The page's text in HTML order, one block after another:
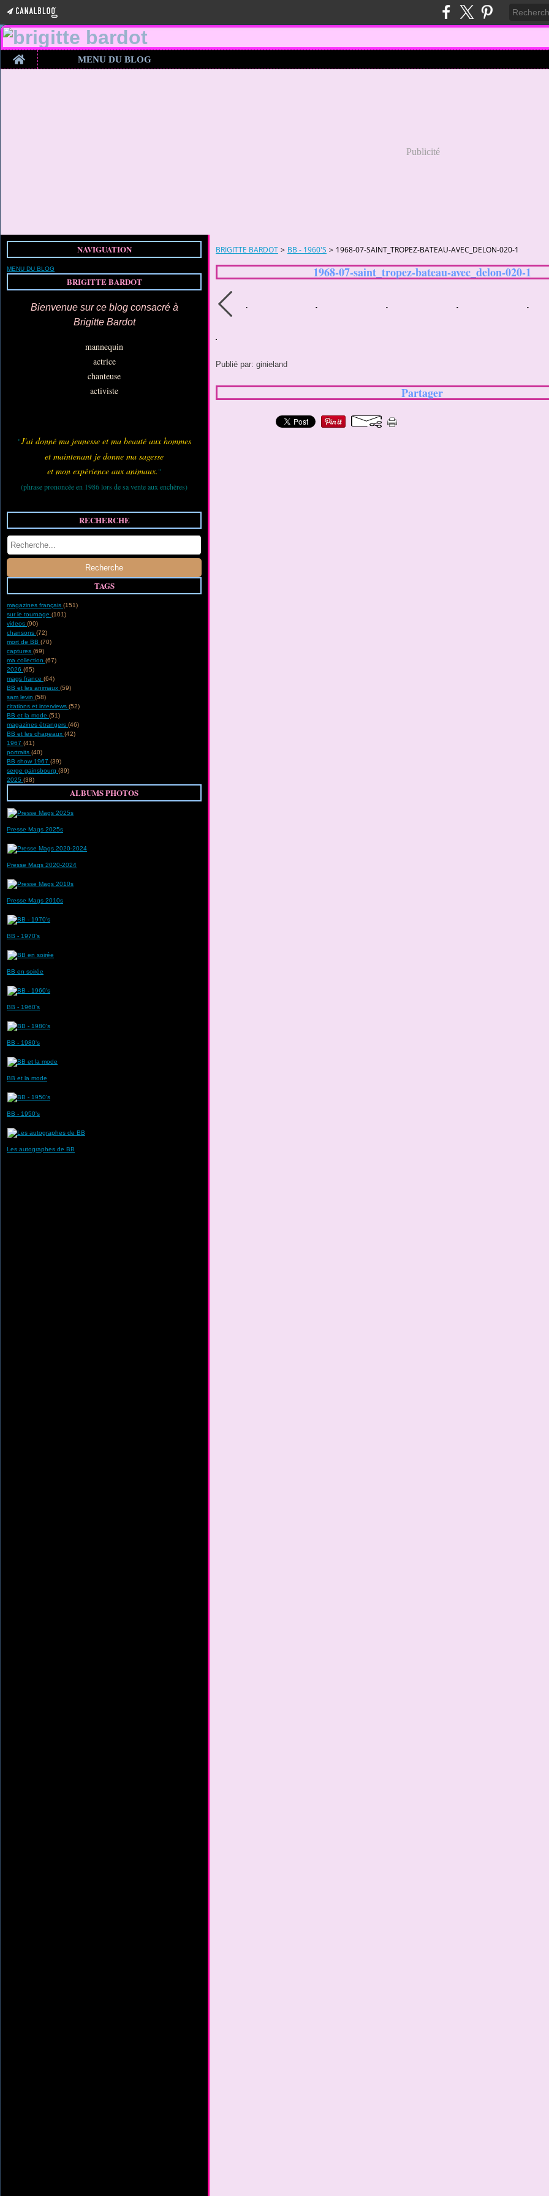
Home MENU DU BLOG
Publicité
NAVIGUATION
MENU DU BLOG
BRIGITTE BARDOT
Bienvenue sur ce blog consacré à
Brigitte Bardot
mannequin
actrice
chanteuse
activiste
"J'ai donné ma jeunesse et ma beauté aux hommes
et maintenant je donne ma sagesse
et mon expérience aux animaux."
(phrase prononcée en 1986 lors de sa vente aux enchères)
RECHERCHE
TAGS
magazines français (151)
sur le tournage (101)
videos (90)
chansons (72)
mort de BB (70)
captures (69)
ma collection (67)
2026 (65)
mags france (64)
BB et les animaux (59)
sam levin (58)
citations et interviews (52)
BB et la mode (51)
magazines étrangers (46)
BB et les chapeaux (42)
1967 (41)
portraits (40)
BB show 1967 (39)
serge gainsbourg (39)
2025 (38)
ALBUMS PHOTOS
Presse Mags 2025s
Presse Mags 2020-2024
Presse Mags 2010s
BB - 1970's
BB en soirée
BB - 1960's
BB - 1980's
BB et la mode
BB - 1950's
Les autographes de BB
BRIGITTE BARDOT > BB - 1960'S > 1968-07-SAINT_TROPEZ-BATEAU-AVEC_DELON-020-1
1968-07-saint_tropez-bateau-avec_delon-020-1
Publié par: ginieland
Partager